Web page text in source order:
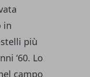
in
più
‘60. Lo
campo